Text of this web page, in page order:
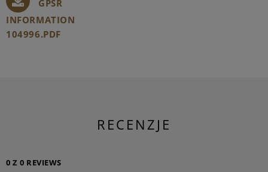
GPSR
INFORMATION
104996.PDF
RECENZJE
0 Z 0 REVIEWS